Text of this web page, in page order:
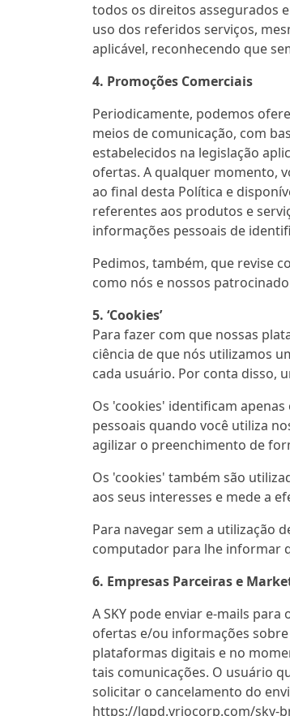
todos os direitos assegurados
uso dos referidos serviços,
aplicável, reconhecendo que
4. Promoções Comerciais
Periodicamente, podemos
meios de comunicação, com
estabelecidos na legislação
ofertas. A qualquer momento,
ao final desta Política e
referentes aos produtos e
informações pessoais de
Pedimos, também, que revise
como nós e nossos
5. ‘Cookies’
Para fazer com que nossas
ciência de que nós utilizamos
cada usuário. Por conta disso,
Os 'cookies' identificam
pessoais quando você utiliza
agilizar o preenchimento de
Os 'cookies' também são
aos seus interesses e mede a
Para navegar sem a utilização
computador para lhe informar
6. Empresas Parceiras e
A SKY pode enviar e-mails
ofertas e/ou informações
plataformas digitais e no
tais comunicações. O usuário
solicitar o cancelamento do
https://lgpd.vriocorp.com/sky-